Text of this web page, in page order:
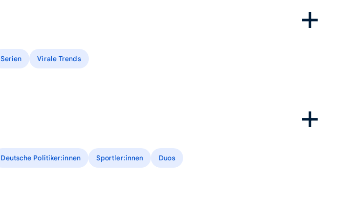
Serien Virale Trends
Deutsche Politiker:innen Sportler:innen Duos